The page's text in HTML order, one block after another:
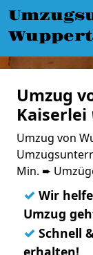
Umzug
Kaiserlei
Umzug von
Min. ➨
✓ Wir
Umzug
✓ Schnell
erhalten!